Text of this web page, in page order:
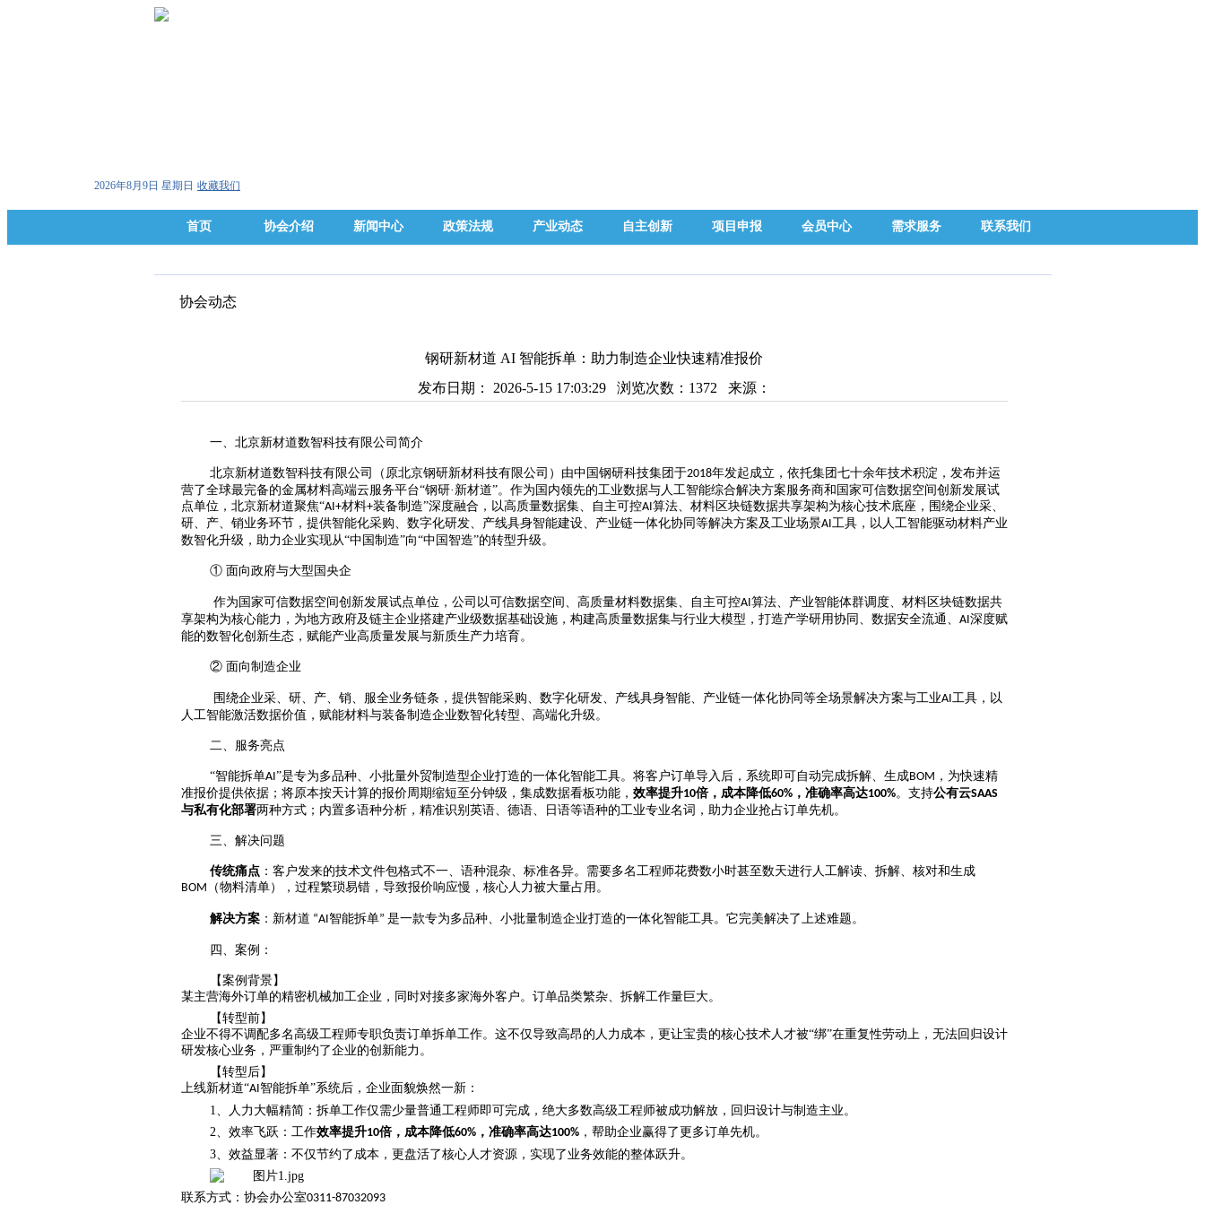
2026年8月9日 星期日 收藏我们
首页 协会介绍 新闻中心 政策法规 产业动态 自主创新 项目申报 会员中心 需求服务 联系我们
协会动态
钢研新材道 AI 智能拆单：助力制造企业快速精准报价
发布日期： 2026-5-15 17:03:29 浏览次数： 1372 来源：
一、北京新材道数智科技有限公司简介
北京新材道数智科技有限公司（原北京钢研新材科技有限公司）由中国钢研科技集团于2018年发起成立，依托集团七十余年技术积淀，发布并运
营了全球最完备的金属材料高端云服务平台“钢研·新材道”。作为国内领先的工业数据与人工智能综合解决方案服务商和国家可信数据空间创新发展试
点单位，北京新材道聚焦“AI+材料+装备制造”深度融合，以高质量数据集、自主可控AI算法、材料区块链数据共享架构为核心技术底座，围绕企业采、
研、产、销业务环节，提供智能化采购、数字化研发、产线具身智能建设、产业链一体化协同等解决方案及工业场景AI工具，以人工智能驱动材料产业
数智化升级，助力企业实现从“中国制造”向“中国智造”的转型升级。
① 面向政府与大型国央企
作为国家可信数据空间创新发展试点单位，公司以可信数据空间、高质量材料数据集、自主可控AI算法、产业智能体群调度、材料区块链数据共
享架构为核心能力，为地方政府及链主企业搭建产业级数据基础设施，构建高质量数据集与行业大模型，打造产学研用协同、数据安全流通、 AI深度赋
能的数智化创新生态，赋能产业高质量发展与新质生产力培育。
② 面向制造企业
围绕企业采、研、产、销、服全业务链条，提供智能采购、数字化研发、产线具身智能、产业链一体化协同等全场景解决方案与工业AI工具，以
人工智能激活数据价值，赋能材料与装备制造企业数智化转型、高端化升级。
二、服务亮点
“智能拆单AI”是专为多品种、小批量外贸制造型企业打造的一体化智能工具。将客户订单导入后，系统即可自动完成拆解、生成BOM ，为快速精
准报价提供依据；将原本按天计算的报价周期缩短至分钟级，集成数据看板功能， 效率提升10倍，成本降低60%，准确率高达100%。支持公有云SAAS
与私有化部署两种方式；内置多语种分析，精准识别英语、德语、日语等语种的工业专业名词，助力企业抢占订单先机。
三、解决问题
传统痛点：客户发来的技术文件包格式不一、语种混杂、标准各异。需要多名工程师花费数小时甚至数天进行人工解读、拆解、核对和生成
BOM （物料清单），过程繁琐易错，导致报价响应慢，核心人力被大量占用。
解决方案：新材道 “AI智能拆单” 是一款专为多品种、小批量制造企业打造的一体化智能工具。它完美解决了上述难题。
四、案例：
【案例背景】
某主营海外订单的精密机械加工企业，同时对接多家海外客户。订单品类繁杂、拆解工作量巨大。
【转型前】
企业不得不调配多名高级工程师专职负责订单拆单工作。这不仅导致高昂的人力成本，更让宝贵的核心技术人才被“绑”在重复性劳动上，无法回归设计
研发核心业务，严重制约了企业的创新能力。
【转型后】
上线新材道“AI智能拆单”系统后，企业面貌焕然一新：
1、人力大幅精简：拆单工作仅需少量普通工程师即可完成，绝大多数高级工程师被成功解放，回归设计与制造主业。
2、效率飞跃：工作效率提升10倍，成本降低60%，准确率高达100%，帮助企业赢得了更多订单先机。
3、效益显著：不仅节约了成本，更盘活了核心人才资源，实现了业务效能的整体跃升。
联系方式：协会办公室0311-87032093